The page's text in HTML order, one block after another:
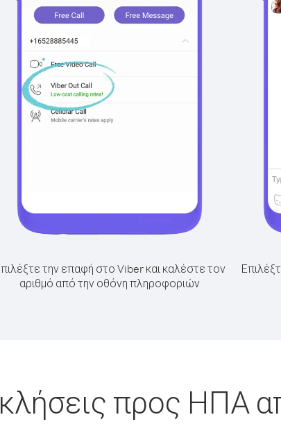
την επαφή στο Viber και καλέστε τον
αριθμό από την οθόνη πληροφοριών
προς ΗΠΑ